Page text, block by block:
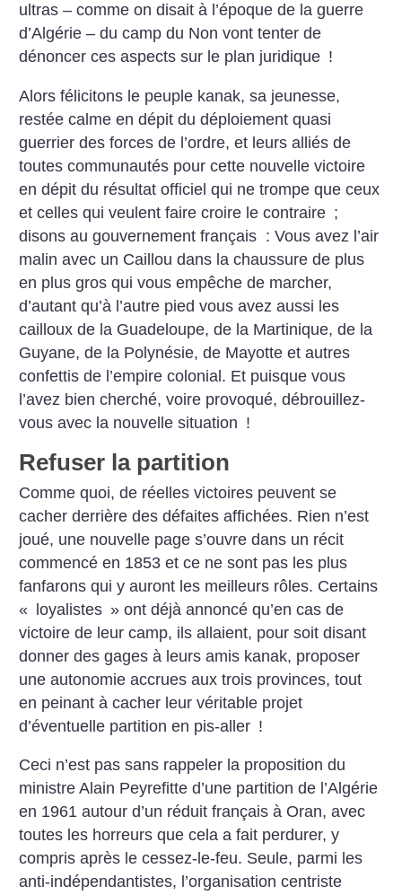
ultras – comme on disait à l’époque de la guerre
d’Algérie – du camp du Non vont tenter de
dénoncer ces aspects sur le plan juridique !
Alors félicitons le peuple kanak, sa jeunesse,
restée calme en dépit du déploiement quasi
guerrier des forces de l’ordre, et leurs alliés de
toutes communautés pour cette nouvelle victoire
en dépit du résultat officiel qui ne trompe que ceux
et celles qui veulent faire croire le contraire ;
disons au gouvernement français : Vous avez l’air
malin avec un Caillou dans la chaussure de plus
en plus gros qui vous empêche de marcher,
d’autant qu’à l’autre pied vous avez aussi les
cailloux de la Guadeloupe, de la Martinique, de la
Guyane, de la Polynésie, de Mayotte et autres
confettis de l’empire colonial. Et puisque vous
l’avez bien cherché, voire provoqué, débrouillez-
vous avec la nouvelle situation !
Refuser la partition
Comme quoi, de réelles victoires peuvent se
cacher derrière des défaites affichées. Rien n’est
joué, une nouvelle page s’ouvre dans un récit
commencé en 1853 et ce ne sont pas les plus
fanfarons qui y auront les meilleurs rôles. Certains
« loyalistes » ont déjà annoncé qu’en cas de
victoire de leur camp, ils allaient, pour soit disant
donner des gages à leurs amis kanak, proposer
une autonomie accrues aux trois provinces, tout
en peinant à cacher leur véritable projet
d’éventuelle partition en pis-aller !
Ceci n’est pas sans rappeler la proposition du
ministre Alain Peyrefitte d’une partition de l’Algérie
en 1961 autour d’un réduit français à Oran, avec
toutes les horreurs que cela a fait perdurer, y
compris après le cessez-le-feu. Seule, parmi les
anti-indépendantistes, l’organisation centriste